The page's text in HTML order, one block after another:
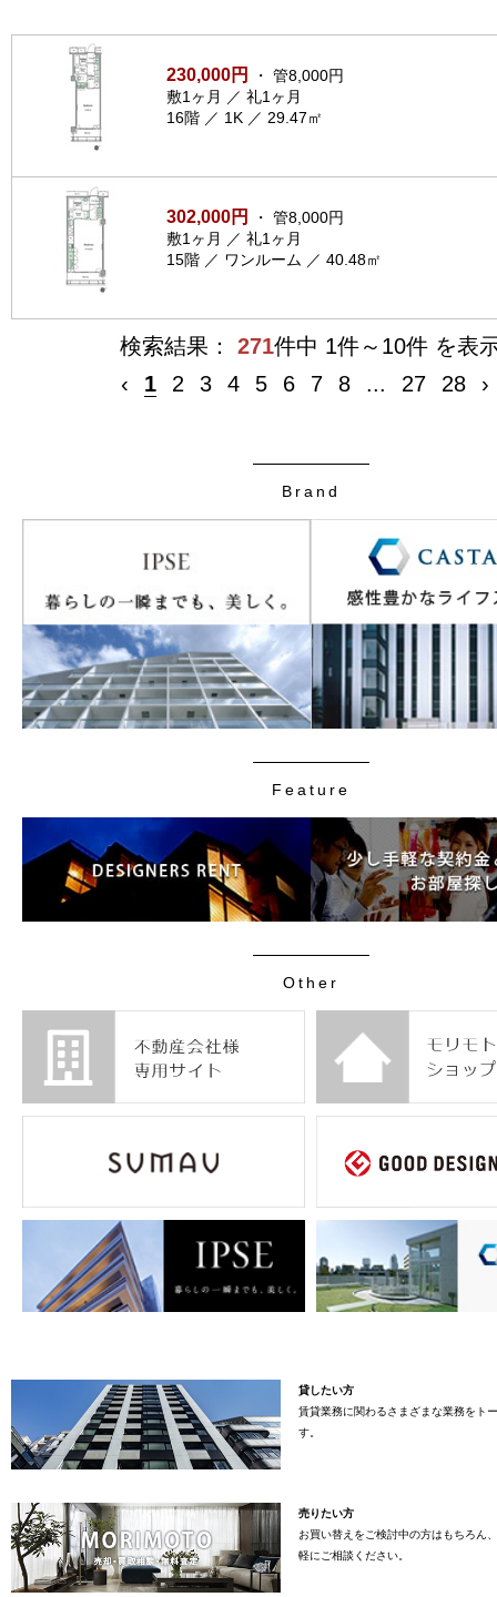
230,000円
・ 管8,000円
敷1ヶ月 ／ 礼1ヶ月
16階 ／ 1K ／ 29.47㎡
302,000円
・ 管8,000円
敷1ヶ月 ／ 礼1ヶ月
15階 ／ ワンルーム ／ 40.48㎡
検索結果： 271件中 1件～10件 を表
‹
1 2 3 4 5 6 7 8 ... 27 28 ›
Brand
Feature
Other
貸したい方
賃貸業務に関わるさまざまな業務をト
す。
売りたい方
お買い替えをご検討中の方はもちろん
軽にご相談ください。